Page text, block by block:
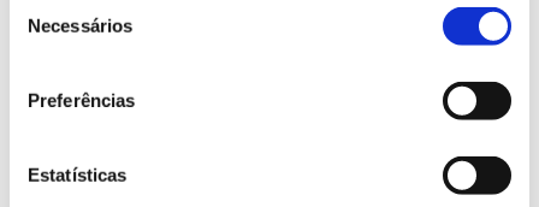
Necessários
Preferências
Estatísticas
irmãs, com histórias antigas de resistência e
invasões, mas também com histórias recentes de
Paisagem Protegida Local das Serras do Socorro e